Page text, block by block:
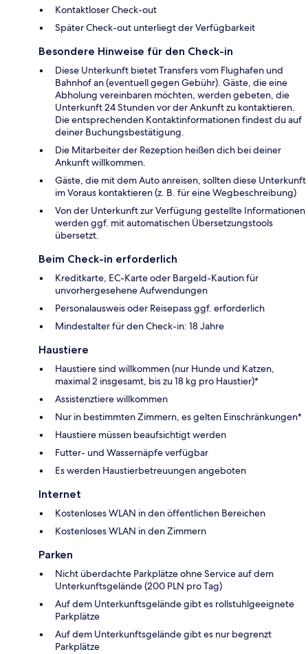
Kontaktloser Check-out
Später Check-out unterliegt der Verfügbarkeit
Besondere Hinweise für den Check-in
Diese Unterkunft bietet Transfers vom Flughafen und
Bahnhof an (eventuell gegen Gebühr). Gäste, die eine
Abholung vereinbaren möchten, werden gebeten, die
Unterkunft 24 Stunden vor der Ankunft zu kontaktieren.
Die entsprechenden Kontaktinformationen findest du auf
deiner Buchungsbestätigung.
Die Mitarbeiter der Rezeption heißen dich bei deiner
Ankunft willkommen.
Gäste, die mit dem Auto anreisen, sollten diese Unterkunft
im Voraus kontaktieren (z. B. für eine Wegbeschreibung)
Von der Unterkunft zur Verfügung gestellte Informationen
werden ggf. mit automatischen Übersetzungstools
übersetzt.
Beim Check-in erforderlich
Kreditkarte, EC-Karte oder Bargeld-Kaution für
unvorhergesehene Aufwendungen
Personalausweis oder Reisepass ggf. erforderlich
Mindestalter für den Check-in: 18 Jahre
Haustiere
Haustiere sind willkommen (nur Hunde und Katzen,
maximal 2 insgesamt, bis zu 18 kg pro Haustier)*
Assistenztiere willkommen
Nur in bestimmten Zimmern, es gelten Einschränkungen*
Haustiere müssen beaufsichtigt werden
Futter- und Wassernäpfe verfügbar
Es werden Haustierbetreuungen angeboten
Internet
Kostenloses WLAN in den öffentlichen Bereichen
Kostenloses WLAN in den Zimmern
Parken
Nicht überdachte Parkplätze ohne Service auf dem
Unterkunftsgelände (200 PLN pro Tag)
Auf dem Unterkunftsgelände gibt es rollstuhlgeeignete
Parkplätze
Auf dem Unterkunftsgelände gibt es nur begrenzt
Parkplätze